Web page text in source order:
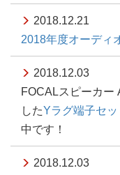
2018.12.21
2018年度オーディ
2018.12.03
FOCALスピーカー
したYラグ端子セ
中です！
2018.12.03